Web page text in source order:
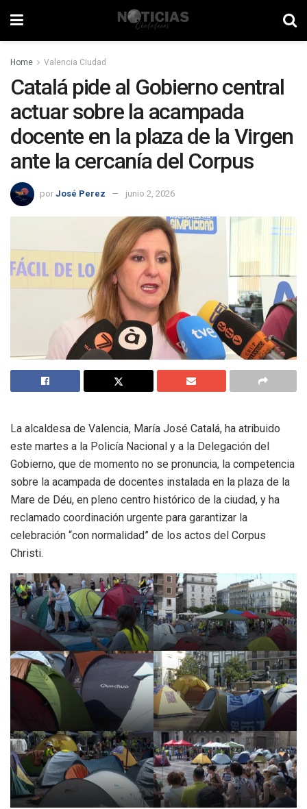
Home Valencia Ciudad
Catalá pide al Gobierno central
actuar sobre la acampada
docente en la plaza de la Virgen
ante la cercanía del Corpus
por José Perez junio 2, 2026
La alcaldesa de Valencia, María José Catalá, ha atribuido
este martes a la Policía Nacional y a la Delegación del
Gobierno, que de momento no se pronuncia, la competencia
sobre la acampada de docentes instalada en la plaza de la
Mare de Déu, en pleno centro histórico de la ciudad, y ha
reclamado coordinación urgente para garantizar la
celebración “con normalidad” de los actos del Corpus
Christi.